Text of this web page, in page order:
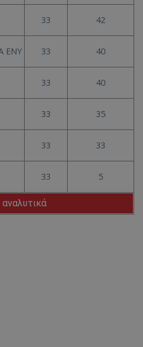
33 42
ΕΝΥ 33 40
33 40
33 35
33 33
33 5
αναλυτικά